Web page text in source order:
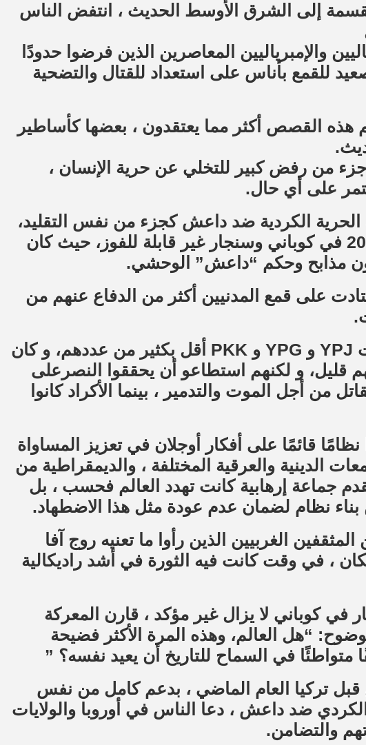
إلى الشرق الأوسط الحديث ، انتفض الناس
والإمبرياليين المعاصرين الذين فرضوا حدودًا
للقمع بأناس على استعداد للقتال والتضحية
هذه القصص أكثر مما يعتقدون ، بعضها كأساطير
من رفض كبير للتخلي عن حرية الإنسان ،
على أي حال.
الكردية ضد داعش كجزء من نفس التقليد،
و بدت المعارك الكبرى في عام 2014 في كوباني وسنجار غير قابلة للفوز، حيث كان
مذابح وحكم “داعش” الوحشي.
على قمع المدنيين أكثر من الدفاع عنهم من
كان عدد النساء والرجال من وحدات YPJ و YPG و PKK أقل بكثير من عددهم، و كان
قليل، و لكنهم استطاعو أن يحققوا النصرعلى
من أجل الموت والتدمير ، بينما الأكراد كانوا
قائمًا على أفكار أوجلان في تعزيز المساواة
الدينية والعرقية المختلفة ، والديمقراطية من
جماعة إرهابية كانت تهدد العالم فحسب ، بل
بناء نظام لضمان عدم عودة مثل هذا الاضطهاد.
الغربيين الذين رأوا ما تعنيه روج آفا
، في وقت كانت فيه الثورة في أشد راديكالية
الانتصار في كوباني لا يزال غير مؤكد ، قارن المعركة
بوضوح: “هل العالم، وهذه المرة الأكثر فضيحة
متواطئًا في السماح للتاريخ أن يعيد نفسه؟ ”
تركيا العام الماضي ، بدعم كامل من نفس
الكردي ضد داعش ، دعا الناس في أوروبا والولايات
والتضامن.